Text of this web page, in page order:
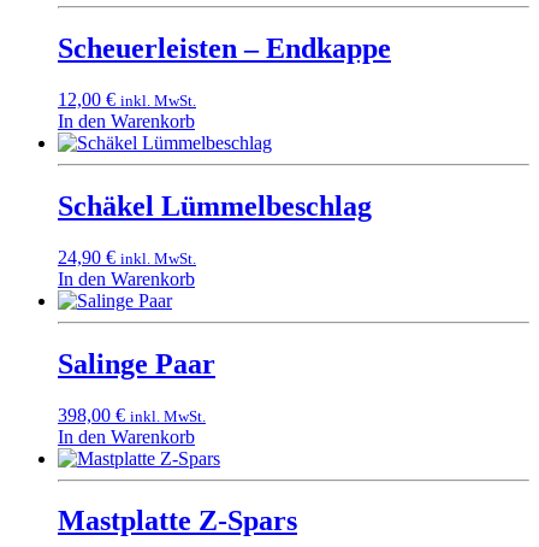
Scheuerleisten – Endkappe
12,00 € inkl. MwSt.
In den Warenkorb
Schäkel Lümmelbeschlag
24,90 € inkl. MwSt.
In den Warenkorb
Salinge Paar
398,00 € inkl. MwSt.
In den Warenkorb
Mastplatte Z-Spars